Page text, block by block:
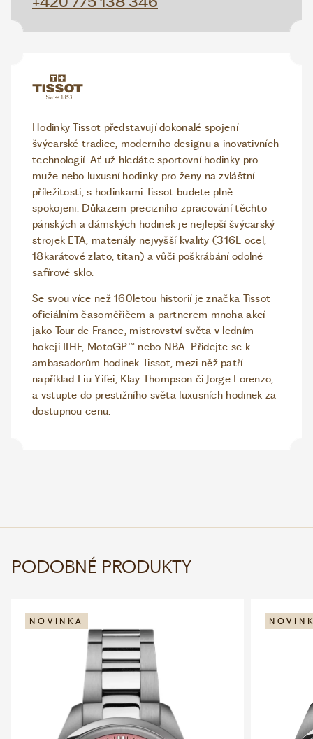
Hodinky Tissot představují dokonalé spojení
švýcarské tradice, moderního designu a inovativních
technologií. Ať už hledáte sportovní hodinky pro
muže nebo luxusní hodinky pro ženy na zvláštní
příležitosti, s hodinkami Tissot budete plně
spokojeni. Důkazem precizního zpracování těchto
pánských a dámských hodinek je nejlepší švýcarský
strojek ETA, materiály nejvyšší kvality (316L ocel,
18karátové zlato, titan) a vůči poškrábání odolné
safírové sklo.
Se svou více než 160letou historií je značka Tissot
oficiálním časoměřičem a partnerem mnoha akcí
jako Tour de France, mistrovství světa v ledním
hokeji IIHF, MotoGP™ nebo NBA. Přidejte se k
ambasadorům hodinek Tissot, mezi něž patří
například Liu Yifei, Klay Thompson či Jorge Lorenzo,
a vstupte do prestižního světa luxusních hodinek za
dostupnou cenu.
PODOBNÉ PRODUKTY
NOVINKA